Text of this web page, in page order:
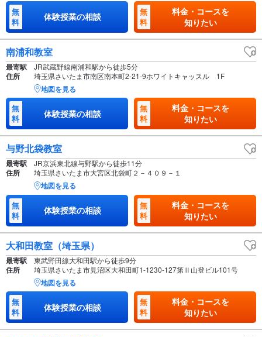
無
料
体験授業の相談
無
料
料金・コースを
知りたい
南浦和教室
最寄駅 JR武蔵野線南浦和駅から徒歩5分
住所 埼玉県さいたま市南区南本町2-21-9ホワイトキャッスル 1F
地図を見る
無
料
体験授業の相談
無
料
料金・コースを
知りたい
与野北袋教室
最寄駅 JR京浜東北線与野駅から徒歩11分
住所 埼玉県さいたま市大宮区北袋町２－４０９－１
地図を見る
無
料
体験授業の相談
無
料
料金・コースを
知りたい
大和田教室（埼玉県）
最寄駅 東武野田線大和田駅から徒歩9分
住所 埼玉県さいたま市見沼区大和田町1-1230-127第Ⅱ山登ビル101号
地図を見る
無
料
体験授業の相談
無
料
料金・コースを
知りたい